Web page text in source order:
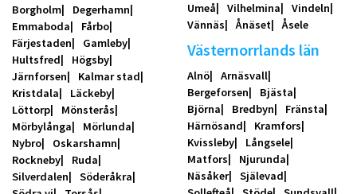
Borgholm
Degerhamn
Emmaboda
Fårbo
Färjestaden
Gamleby
Hultsfred
Högsby
Järnforsen
Kalmar stad
Kristdala
Läckeby
Löttorp
Mönsterås
Mörbylånga
Mörlunda
Nybro
Oskarshamn
Rockneby
Ruda
Silverdalen
Söderåkra
Umeå
Vilhelmina
Vindeln
Vännäs
Ånäset Åsele
Västernorrlands län
Alnö
Arnäsvall
Bergeforsen
Bjästa
Björna
Bredbyn
Fränsta
Härnösand
Kramfors
Kvissleby
Långsele
Matfors
Njurunda
Näsåker
Själevad